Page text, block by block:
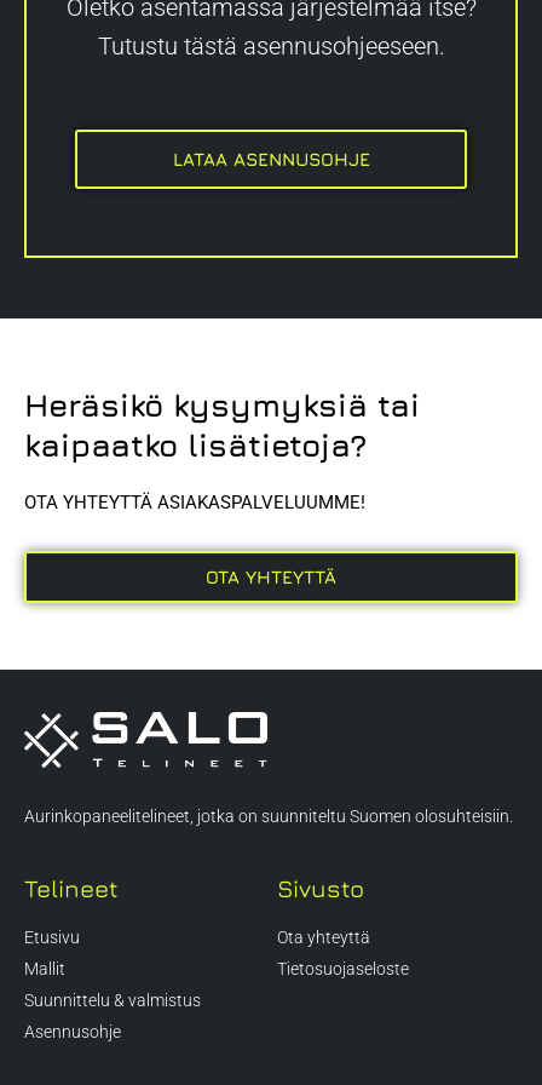
Oletko asentamassa järjestelmää itse?
Tutustu tästä asennusohjeeseen.
LATAA ASENNUSOHJE
Heräsikö kysymyksiä tai
kaipaatko lisätietoja?
OTA YHTEYTTÄ ASIAKASPALVELUUMME!
OTA YHTEYTTÄ
Aurinkopaneelitelineet, jotka on suunniteltu Suomen olosuhteisiin.
Telineet
Etusivu
Mallit
Suunnittelu & valmistus
Asennusohje
Sivusto
Ota yhteyttä
Tietosuojaseloste